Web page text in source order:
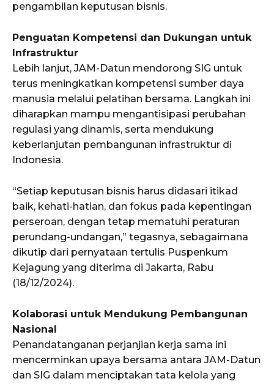
pengambilan keputusan bisnis.
Penguatan Kompetensi dan Dukungan untuk
Infrastruktur
Lebih lanjut, JAM-Datun mendorong SIG untuk
terus meningkatkan kompetensi sumber daya
manusia melalui pelatihan bersama. Langkah ini
diharapkan mampu mengantisipasi perubahan
regulasi yang dinamis, serta mendukung
keberlanjutan pembangunan infrastruktur di
Indonesia.
“Setiap keputusan bisnis harus didasari itikad
baik, kehati-hatian, dan fokus pada kepentingan
perseroan, dengan tetap mematuhi peraturan
perundang-undangan,” tegasnya, sebagaimana
dikutip dari pernyataan tertulis Puspenkum
Kejagung yang diterima di Jakarta, Rabu
(18/12/2024).
Kolaborasi untuk Mendukung Pembangunan
Nasional
Penandatanganan perjanjian kerja sama ini
mencerminkan upaya bersama antara JAM-Datun
dan SIG dalam menciptakan tata kelola yang